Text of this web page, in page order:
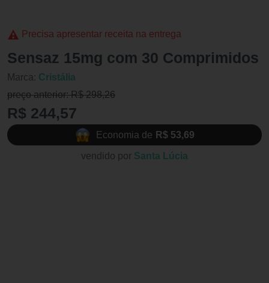
Precisa apresentar receita na entrega
Sensaz 15mg com 30 Comprimidos
Marca: Cristália
preço anterior: R$ 298,26
R$ 244,57
Economia de R$ 53,69
vendido por Santa Lúcia